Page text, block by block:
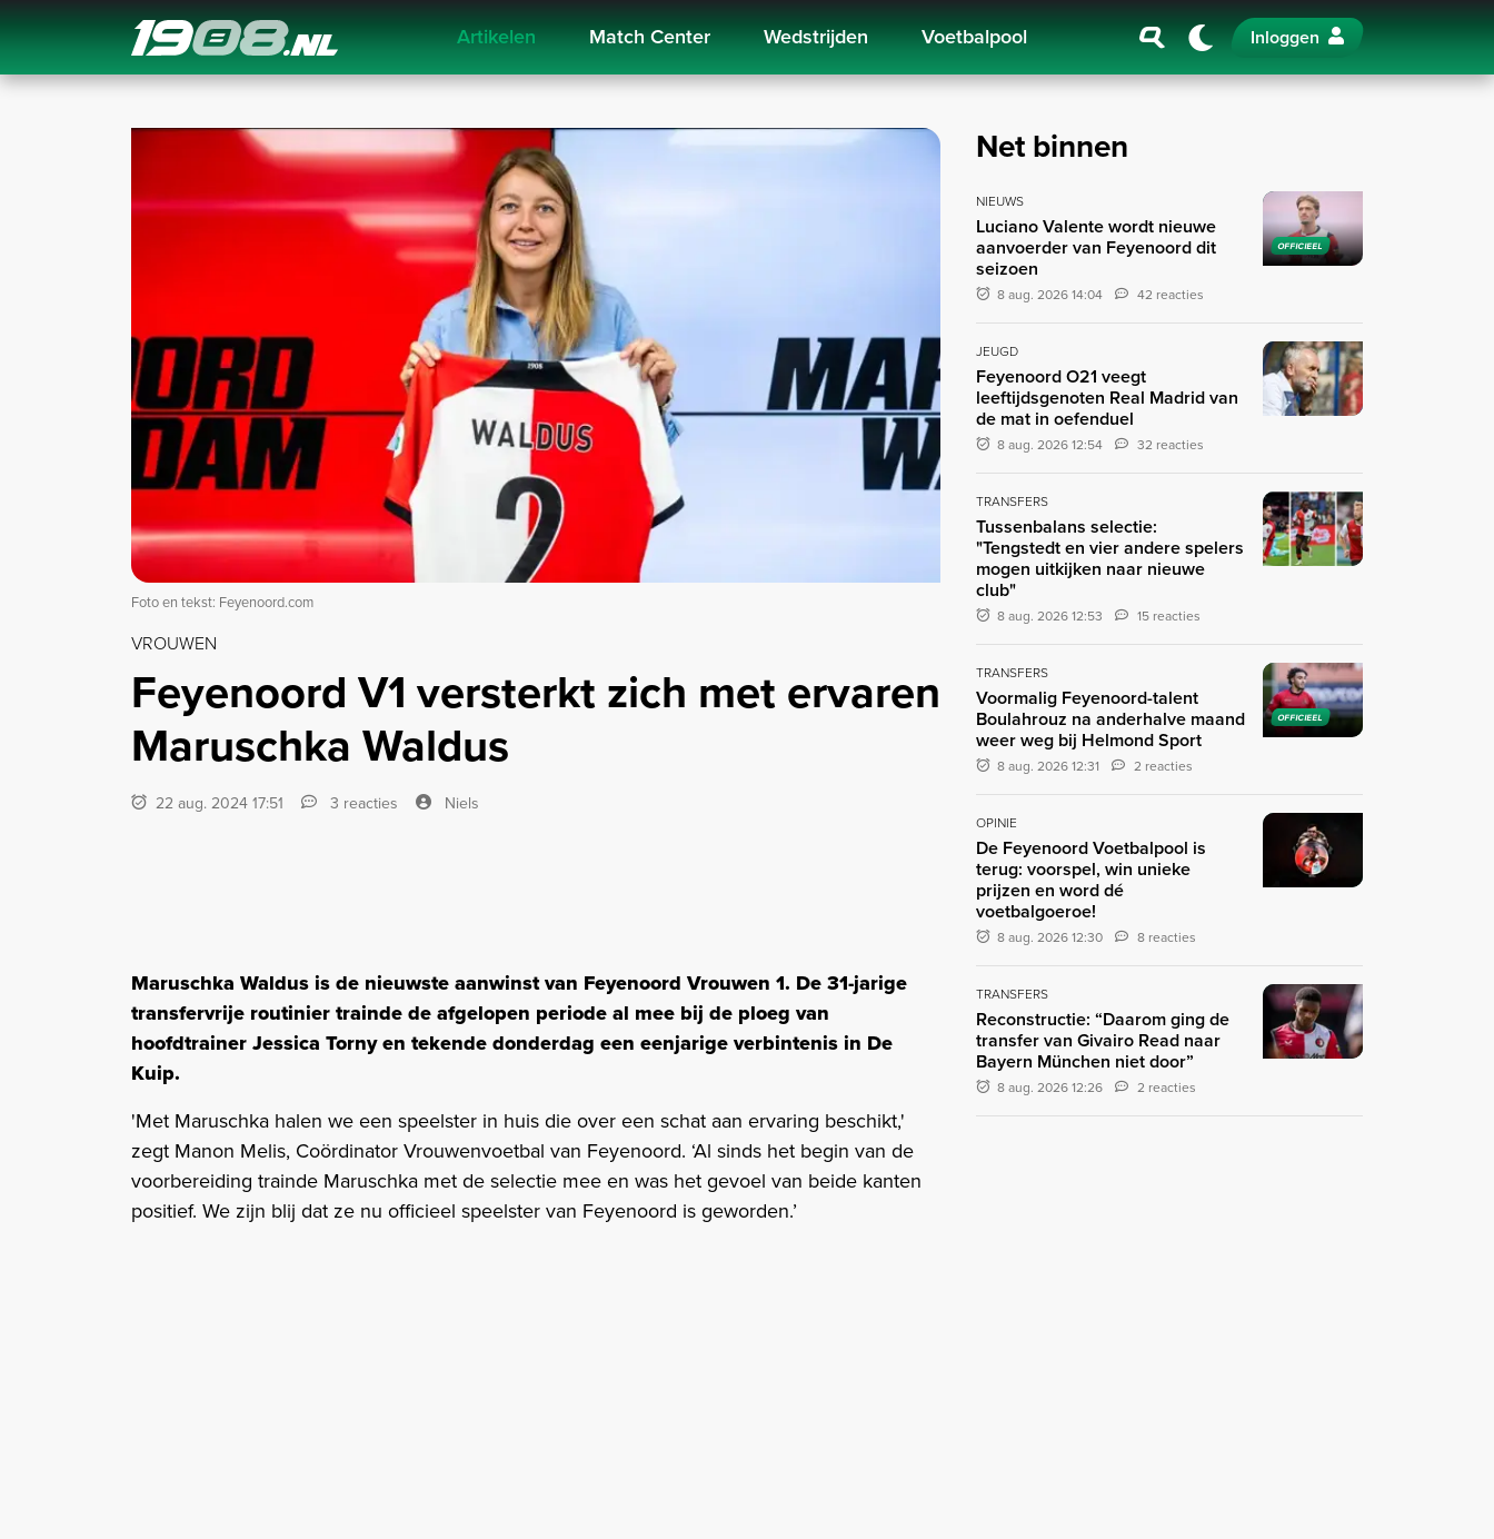
Navigation Artikelen Match Center Wedstrijden Voetbalpool Inloggen
Foto en tekst: Feyenoord.com
VROUWEN
Feyenoord V1 versterkt zich met ervaren
Maruschka Waldus
22 aug. 2024 17:51 3 reacties Niels
Maruschka Waldus is de nieuwste aanwinst van Feyenoord Vrouwen 1. De 31-jarige
transfervrije routinier trainde de afgelopen periode al mee bij de ploeg van
hoofdtrainer Jessica Torny en tekende donderdag een eenjarige verbintenis in De
Kuip.
'Met Maruschka halen we een speelster in huis die over een schat aan ervaring beschikt,'
zegt Manon Melis, Coördinator Vrouwenvoetbal van Feyenoord. ‘Al sinds het begin van de
voorbereiding trainde Maruschka met de selectie mee en was het gevoel van beide kanten
positief. We zijn blij dat ze nu officieel speelster van Feyenoord is geworden.’
Net binnen
OFFICIEEL
NIEUWS
Luciano Valente wordt nieuwe
aanvoerder van Feyenoord dit
seizoen
8 aug. 2026 14:04 42 reacties
JEUGD
Feyenoord O21 veegt
leeftijdsgenoten Real Madrid van
de mat in oefenduel
8 aug. 2026 12:54 32 reacties
TRANSFERS
Tussenbalans selectie:
"Tengstedt en vier andere spelers
mogen uitkijken naar nieuwe
club"
8 aug. 2026 12:53 15 reacties
OFFICIEEL
TRANSFERS
Voormalig Feyenoord-talent
Boulahrouz na anderhalve maand
weer weg bij Helmond Sport
8 aug. 2026 12:31 2 reacties
OPINIE
De Feyenoord Voetbalpool is
terug: voorspel, win unieke
prijzen en word dé
voetbalgoeroe!
8 aug. 2026 12:30 8 reacties
TRANSFERS
Reconstructie: “Daarom ging de
transfer van Givairo Read naar
Bayern München niet door”
8 aug. 2026 12:26 2 reacties